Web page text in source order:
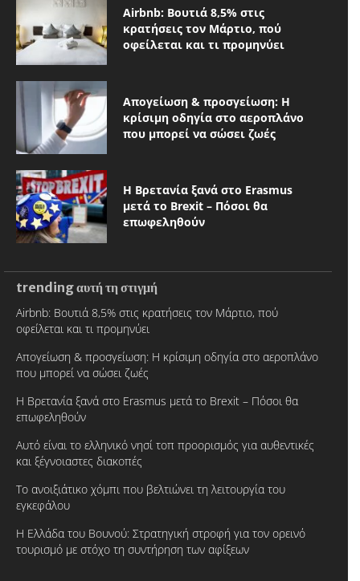
Airbnb: Βουτιά 8,5% στις
κρατήσεις τον Μάρτιο, πού
οφείλεται και τι προμηνύει
Απογείωση & προσγείωση: Η
κρίσιμη οδηγία στο αεροπλάνο
που μπορεί να σώσει ζωές
Η Βρετανία ξανά στο Erasmus
μετά το Brexit – Πόσοι θα
επωφεληθούν
trending αυτή τη στιγμή
Airbnb: Βουτιά 8,5% στις κρατήσεις τον Μάρτιο, πού
οφείλεται και τι προμηνύει
Απογείωση & προσγείωση: Η κρίσιμη οδηγία στο αεροπλάνο
που μπορεί να σώσει ζωές
Η Βρετανία ξανά στο Erasmus μετά το Brexit – Πόσοι θα
επωφεληθούν
Αυτό είναι το ελληνικό νησί τοπ προορισμός για αυθεντικές
και ξέγνοιαστες διακοπές
Το ανοιξιάτικο χόμπι που βελτιώνει τη λειτουργία του
εγκεφάλου
Η Ελλάδα του Βουνού: Στρατηγική στροφή για τον ορεινό
τουρισμό με στόχο τη συντήρηση των αφίξεων